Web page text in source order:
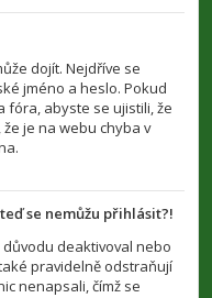
dojít. Nejdříve se
jméno a heslo. Pokud
abyste se ujistili, že
je na webu chyba v
se nemůžu přihlásit?!
deaktivoval nebo
pravidelně odstraňují
nenapsali, čímž se